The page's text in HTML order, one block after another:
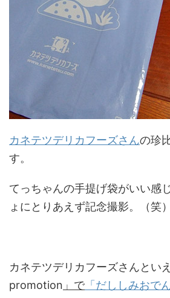
カネテツデリカフーズさんの珍
す。
てっちゃんの手提げ袋がいい感
ょにとりあえず記念撮影。（笑）
カネテツデリカフーズさんとい
promotion 」で「だししみおでん